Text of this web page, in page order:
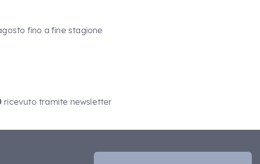
fino a fine stagione
ricevuto tramite newsletter